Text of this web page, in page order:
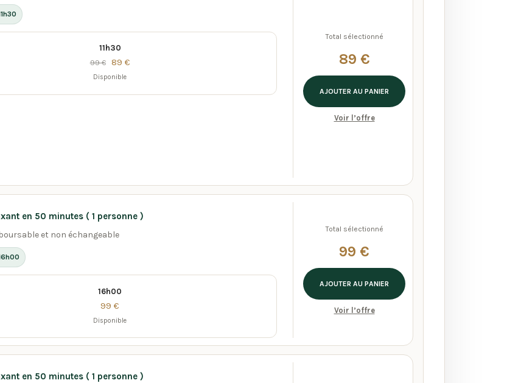
11h30
99 € 89 €
Disponible
Total sélectionné
89 €
AJOUTER AU PANIER
Voir l’offre
en 50 minutes ( 1 personne )
et non échangeable
16h00
99 €
Disponible
Total sélectionné
99 €
AJOUTER AU PANIER
Voir l’offre
en 50 minutes ( 1 personne )